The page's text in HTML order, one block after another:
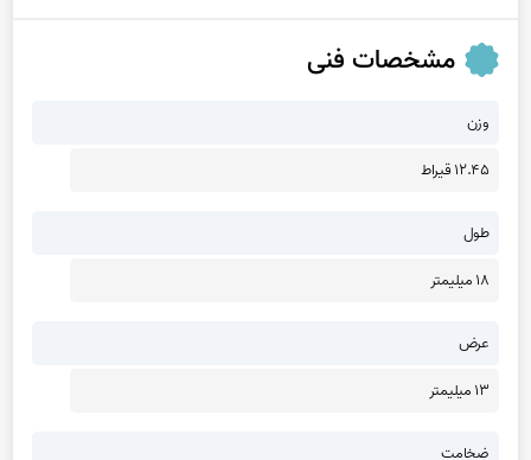
مشخصات فنی
وزن
12.45 قیراط
طول
18 میلیمتر
عرض
13 میلیمتر
ضخامت